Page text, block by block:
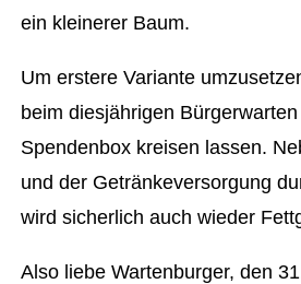
ein kleinerer Baum.
Um erstere Variante
beim diesjährigen
Spendenbox kreisen lassen.
und der Getränkeversorgung
wird sicherlich auch wieder
Also liebe Wartenburger, den